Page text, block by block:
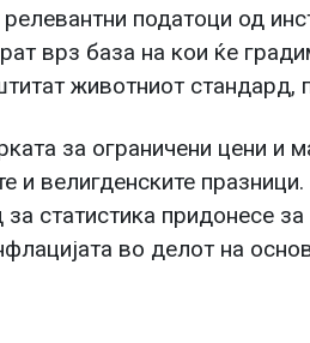
релевантни податоци од
врз база на кои ќе
животниот стандард,
за ограничени цени и
и велигденските
статистика придонесе
во делот на